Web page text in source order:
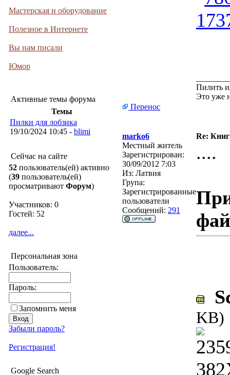
Мастерская и оборудование
Полезное в Интернете
Вы нам писали
Юмор
Активные темы форума
Темы
Пилки для лобзика
19/10/2024 10:45 - blimi
Сейчас на сайте
52 пользователь(ей) активно
(39 пользователь(ей)
просматривают Форум)
Участников: 0
Гостей: 52
далее...
Персональная зона
Пользователь:
Пароль:
Запомнить меня
Забыли пароль?
Регистрация!
Google Search
Пилить
Это уже
Перенос
marko6
Re:
Местный житель
Зарегистрирован:
30/09/2012 7:03
Из: Латвия
Група:
Зарегистрированные
пользователи
Сообщений: 291
....
KB)